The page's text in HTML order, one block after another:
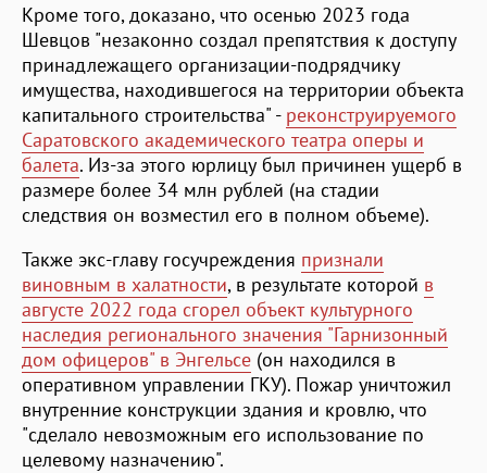
Кроме того, доказано, что осенью 2023 года
Шевцов "незаконно создал препятствия к доступу
принадлежащего организации-подрядчику
имущества, находившегося на территории объекта
капитального строительства" - реконструируемого
Саратовского академического театра оперы и
балета. Из-за этого юрлицу был причинен ущерб в
размере более 34 млн рублей (на стадии
следствия он возместил его в полном объеме).
Также экс-главу госучреждения признали
виновным в халатности, в результате которой в
августе 2022 года сгорел объект культурного
наследия регионального значения "Гарнизонный
дом офицеров" в Энгельсе (он находился в
оперативном управлении ГКУ). Пожар уничтожил
внутренние конструкции здания и кровлю, что
"сделало невозможным его использование по
целевому назначению".